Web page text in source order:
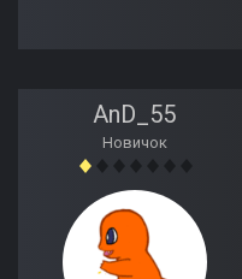
AnD_55
Новичок